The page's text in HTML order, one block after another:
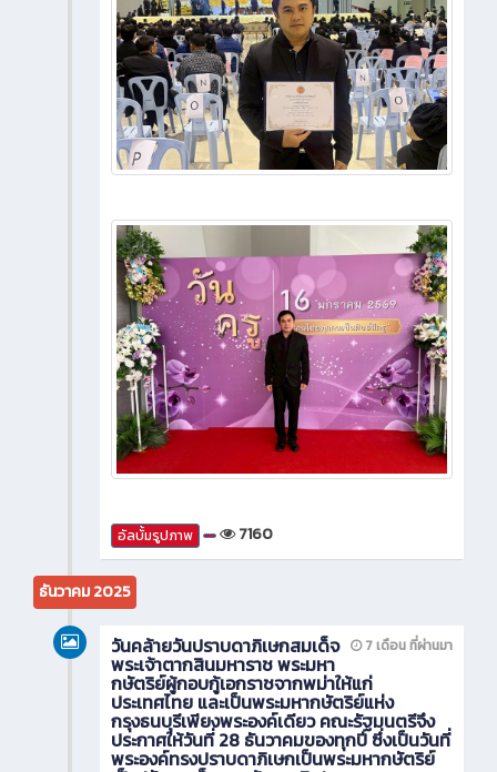
อัลบั้มรูปภาพ 7160
ธันวาคม 2025
7 เดือน ที่ผ่านมา
วันคล้ายวันปราบดาภิเษกสมเด็จ
พระเจ้าตากสินมหาราช พระมหา
กษัตริย์ผู้กอบกู้เอกราชจากพม่าให้แก่
ประเทศไทย และเป็นพระมหากษัตริย์แห่ง
กรุงธนบุรีเพียงพระองค์เดียว คณะรัฐมนตรีจึง
ประกาศให้วันที่ 28 ธันวาคมของทุกปี ซึ่งเป็นวันที่
พระองค์ทรงปราบดาภิเษกเป็นพระมหากษัตริย์